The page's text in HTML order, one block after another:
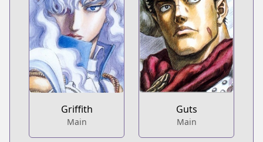
Griffith
Main
Guts
Main